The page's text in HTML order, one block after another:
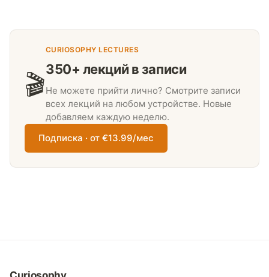
🎬
CURIOSOPHY LECTURES
350+ лекций в записи
Не можете прийти лично? Смотрите записи
всех лекций на любом устройстве. Новые
добавляем каждую неделю.
Подписка · от €13.99/мес